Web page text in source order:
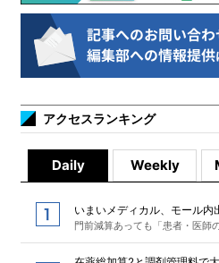
アクセスランキング
Daily Weekly
いまいメディカル、モール内
門前減算あっても「患者・医師